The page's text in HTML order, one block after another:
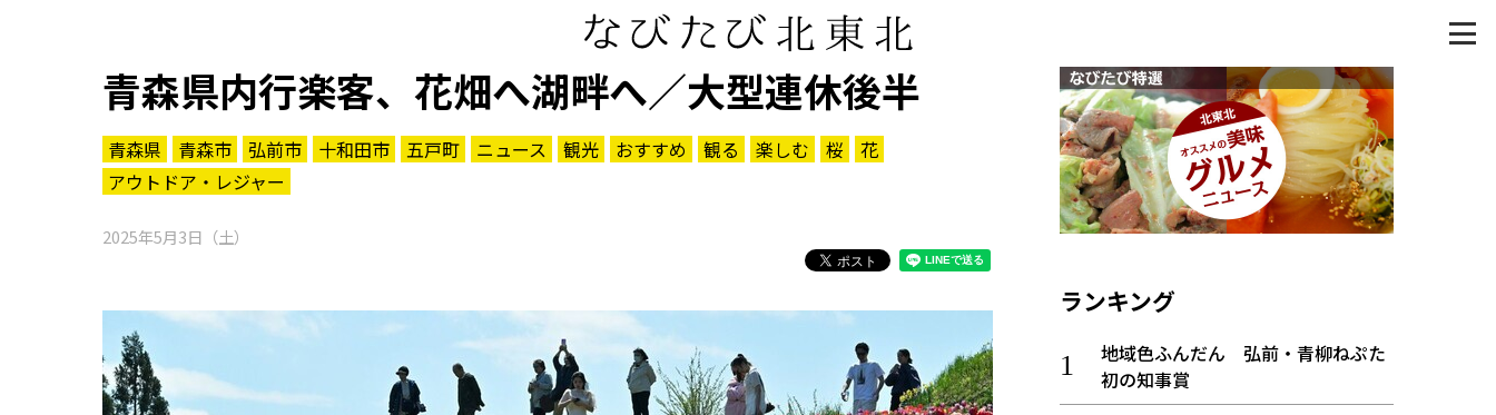
青森県内行楽客、花畑へ湖畔へ／大型連休後半
青森県 青森市 弘前市 十和田市 五戸町 ニュース 観光 おすすめ 観る 楽しむ 桜
花
アウトドア・レジャー
2025年5月3日（土）
ランキング
地域色ふんだん 弘前・青柳ねぷた
初の知事賞